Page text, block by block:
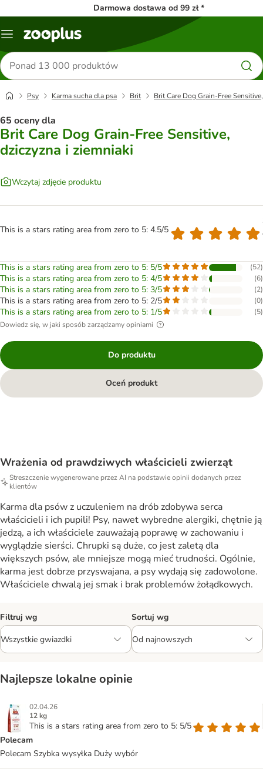
Darmowa dostawa od 99 zł *
Menu
Szukaj
produktów
Psy Karma sucha dla psa Brit Brit Care Dog Grain-Free
65 oceny dla
Brit Care Dog Grain-Free Sensitive,
dziczyzna i ziemniaki
Wczytaj zdjęcie produktu
This is a stars rating area from zero to 5: 4.5/5
This is a stars rating area from zero to 5: 5/5 (52)
This is a stars rating area from zero to 5: 4/5 (6)
This is a stars rating area from zero to 5: 3/5 (2)
This is a stars rating area from zero to 5: 2/5 (0)
This is a stars rating area from zero to 5: 1/5 (5)
Dowiedz się, w jaki sposób zarządzamy opiniami
Do produktu
Oceń produkt
Wrażenia od prawdziwych właścicieli zwierząt
Streszczenie wygenerowane przez AI na podstawie opinii dodanych przez
klientów
Karma dla psów z uczuleniem na drób zdobywa serca
właścicieli i ich pupili! Psy, nawet wybredne alergiki, chętnie ją
jedzą, a ich właściciele zauważają poprawę w zachowaniu i
wyglądzie sierści. Chrupki są duże, co jest zaletą dla
większych psów, ale mniejsze mogą mieć trudności. Ogólnie,
karma jest dobrze przyswajana, a psy wydają się zadowolone.
Właściciele chwalą jej smak i brak problemów żołądkowych.
Filtruj wg Sortuj wg
Najlepsze lokalne opinie
02.04.26
12 kg
This is a stars rating area from zero to 5: 5/5
Polecam
Polecam Szybka wysyłka Duży wybór